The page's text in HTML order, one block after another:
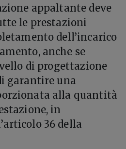
appaltante deve
le prestazioni
dell’incarico
anche se
di progettazione
garantire una
alla quantità
in
36 della